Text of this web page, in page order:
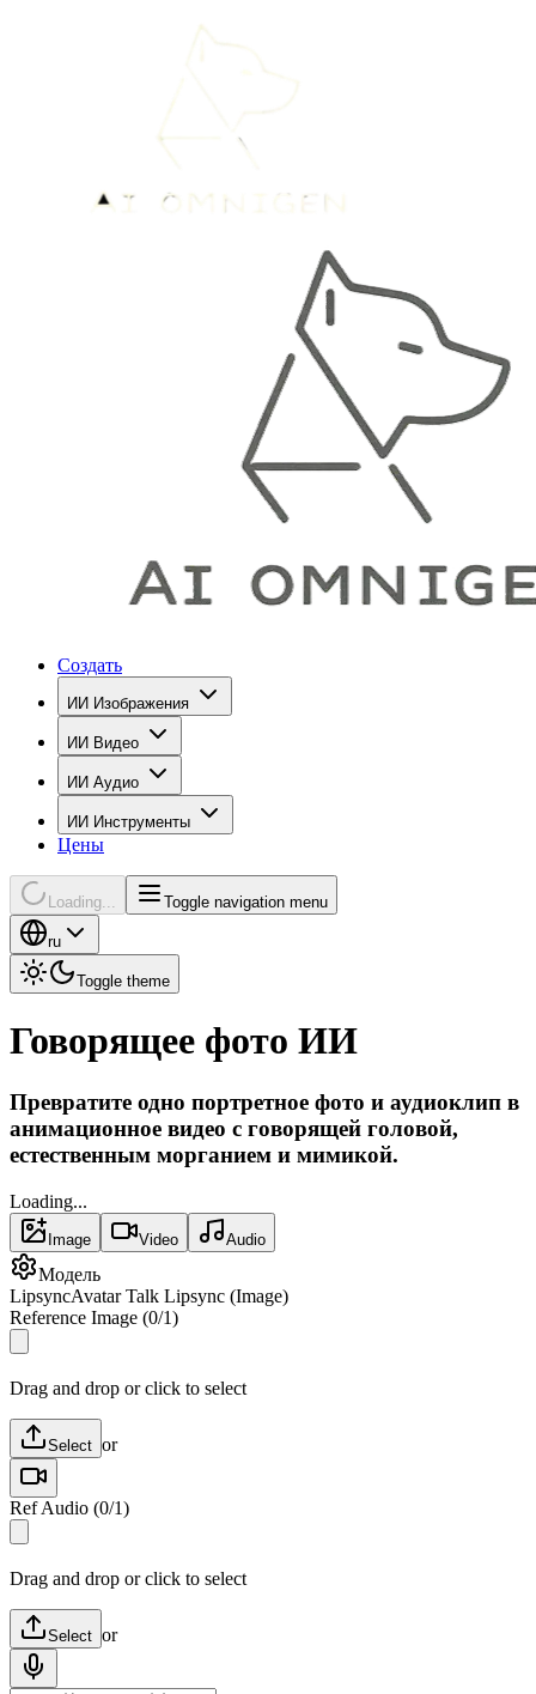
Создать
ИИ Изображения
ИИ Видео
ИИ Аудио
ИИ Инструменты
Цены
Loading... Toggle navigation menu
ru
Toggle theme
Говорящее фото ИИ
Превратите одно портретное фото и аудиоклип в
анимационное видео с говорящей головой,
естественным морганием и мимикой.
Loading...
Image Video Audio
Модель
LipsyncAvatar Talk Lipsync (Image)
Reference Image (0/1)
Drag and drop or click to select
Select or
Ref Audio (0/1)
Drag and drop or click to select
Select or